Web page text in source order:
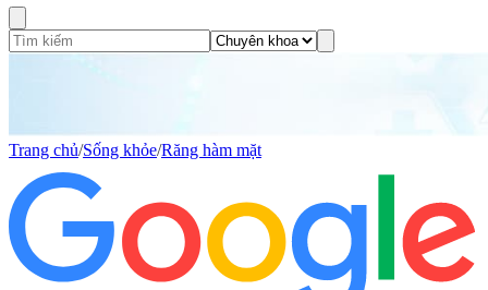
Trang chủ/Sống khỏe/Răng hàm mặt